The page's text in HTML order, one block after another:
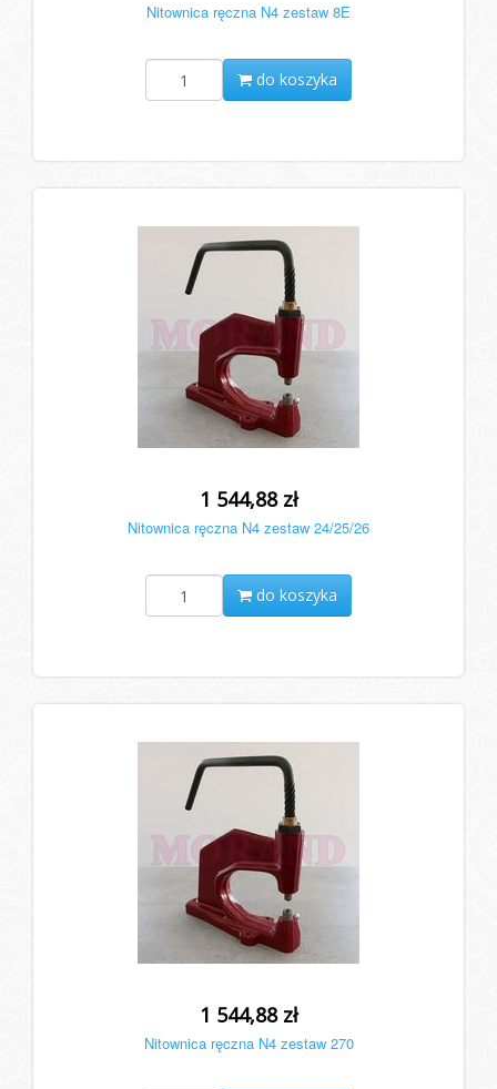
Nitownica ręczna N4 zestaw 8E
do koszyka
1 544,88 zł
Nitownica ręczna N4 zestaw 24/25/26
do koszyka
1 544,88 zł
Nitownica ręczna N4 zestaw 270